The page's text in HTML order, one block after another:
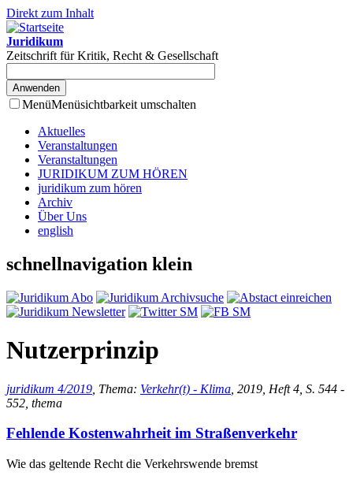
Direkt zum Inhalt
Juridikum
Zeitschrift für Kritik, Recht & Gesellschaft
MenüMenüsichtbarkeit umschalten
Aktuelles
Veranstaltungen
Veranstaltungen
JURIDIKUM ZUM HÖREN
juridikum zum hören
Archiv
Über Uns
english
schnellnavigation klein
Nutzerprinzip
juridikum 4/2019 , Thema: Verkehr(t) - Klima , 2019, Heft 4, S. 544 -
552, thema
Fehlende Kostenwahrheit im Straßenverkehr
Wie das geltende Recht die Verkehrswende bremst